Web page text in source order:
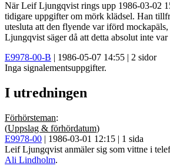
När Leif Ljungqvist rings upp 1986-03-02
tidigare uppgifter om mörk klädsel. Han
utesluta att den flyende var iförd
Ljungqvist säger då att detta absolut inte
E9978-00-B | 1986-05-07 14:55 | 2 sidor
Inga signalementsuppgifter.
I utredningen
Förhörsteman:
(Uppslag & förhördatum)
E9978-00 | 1986-03-01 12:15 | 1 sida
Leif Ljungqvist anmäler sig som vittne i
Ali Lindholm.